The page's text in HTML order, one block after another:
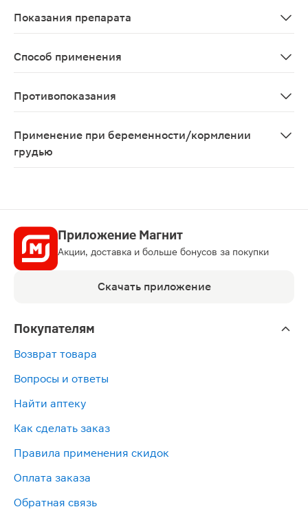
Показания препарата
Способ применения
Противопоказания
Применение при беременности/кормлении
грудью
Приложение Магнит
Акции, доставка и больше бонусов за покупки
Скачать приложение
Покупателям
Возврат товара
Вопросы и ответы
Найти аптеку
Как сделать заказ
Правила применения скидок
Оплата заказа
Обратная связь